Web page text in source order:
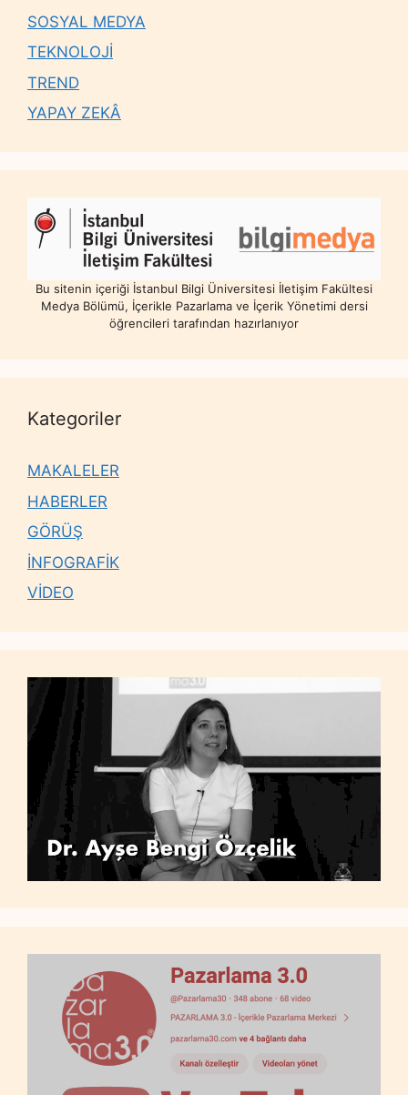
SOSYAL MEDYA
TEKNOLOJİ
TREND
YAPAY ZEKÂ
Bu sitenin içeriği İstanbul Bilgi Üniversitesi İletişim Fakültesi
Medya Bölümü, İçerikle Pazarlama ve İçerik Yönetimi dersi
öğrencileri tarafından hazırlanıyor
Kategoriler
MAKALELER
HABERLER
GÖRÜŞ
İNFOGRAFİK
VİDEO